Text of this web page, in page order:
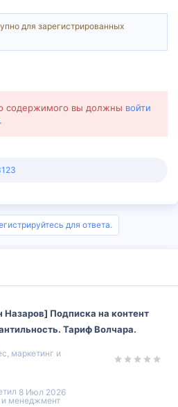
для зарегистрированных
содержимого вы должны войти
.
для ответа.
Назаров] Подписка на контент
Тариф Волчара.
маркетинг и
и менеджмент
8 Июл 2026